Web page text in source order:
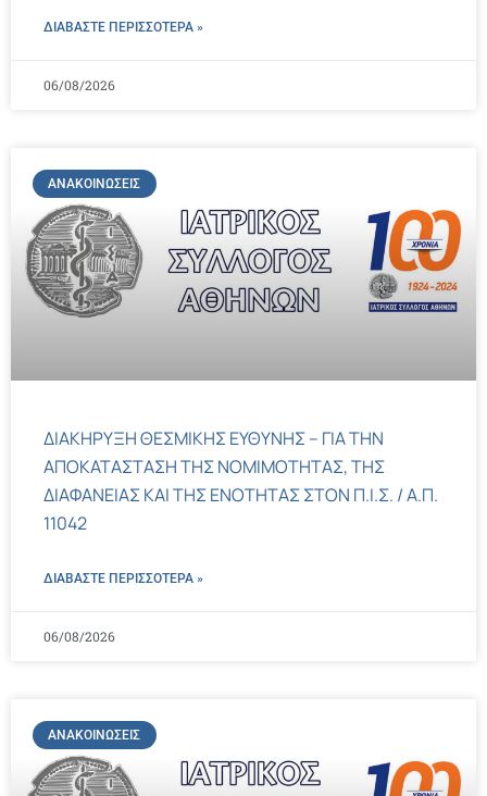
ΔΙΑΒΑΣΤΕ ΠΕΡΙΣΣΌΤΕΡΑ »
06/08/2026
ΑΝΑΚΟΙΝΏΣΕΙΣ
ΔΙΑΚΗΡΥΞΗ ΘΕΣΜΙΚΗΣ ΕΥΘΥΝΗΣ – ΓΙΑ ΤΗΝ
ΑΠΟΚΑΤΑΣΤΑΣΗ ΤΗΣ ΝΟΜΙΜΟΤΗΤΑΣ, ΤΗΣ
ΔΙΑΦΑΝΕΙΑΣ ΚΑΙ ΤΗΣ ΕΝΟΤΗΤΑΣ ΣΤΟΝ Π.Ι.Σ. / Α.Π.
11042
ΔΙΑΒΑΣΤΕ ΠΕΡΙΣΣΌΤΕΡΑ »
06/08/2026
ΑΝΑΚΟΙΝΏΣΕΙΣ